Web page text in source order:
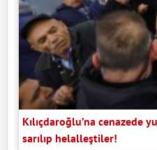
Kılıçdaroğlu’na cenazede
sarılıp helalleştiler!